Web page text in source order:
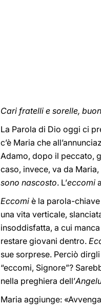
Cari fratelli e sorelle,
La Parola di Dio oggi ci
c’è Maria che
Adamo, dopo il peccato,
caso, invece, va da
sono nascosto. L’eccomi
Eccomi è la parola-
una vita verticale,
insoddisfatta, a cui
restare giovani dentro.
sue sorprese. Perciò dirgli
“eccomi, Signore”?
nella preghiera dell’
Maria aggiunge: